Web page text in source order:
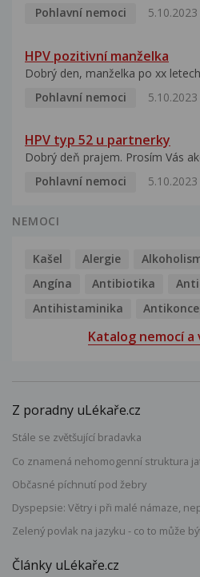
Pohlavní nemoci
5.10.2023
HPV pozitivní manželka
Dobrý den, manželka po xx
Pohlavní nemoci
5.10.2023
HPV typ 52 u partnerky
Dobrý deň prajem. Prosím Vás
Pohlavní nemoci
5.10.2023
NEMOCI
Kašel Alergie
Angína
Antibiotika
Antihistaminika
Katalog nemocí
Z poradny uLékaře.cz
Stále se zvětšující bradavka
Co znamená nehomogenní struktura
Občasné píchnutí pod žebry
Dyspepsie: Větry i při malé námaze,
Zelený povlak na jazyku - co to může
Články uLékaře.cz